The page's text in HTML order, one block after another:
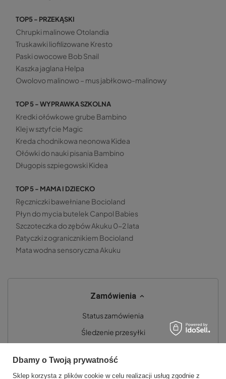
TOP5 - PRZEKĄSKI
Chrupki malinowe Otolandia
Truskawki liofilizowane Kresto
Paski owocowe Bob Snail
Kaszka jaglana Helpa
Owolovo malinowo – mus jabłkowo-malinowy
TOP 5 - WYPRAWKA SZKOLNA
Kredki ołówkowe grube Bambino
Klej w sztyfcie Magic
Kreda chodnikowa neonowa Kidea
Ołówki do nauki pisania Bambino
Długopis szpiegowski Kidea
TOP 5 - MAMA I DZIECKO
Ręczniczki bawełniane Bocioland
Płyn do mycia butelek Canpol Babies
Szczoteczka do zębów Akuku 0-2 lata
Patyczki z ogranicznikiem Bocioland
Mata wodna sensoryczna Akuku
Zamówienia
Status zamówienia
Śledzenie przesyłki
Chcę zwrócić produkt
Dbamy o Twoją prywatność
Sklep korzysta z plików cookie w celu realizacji usług zgodnie z